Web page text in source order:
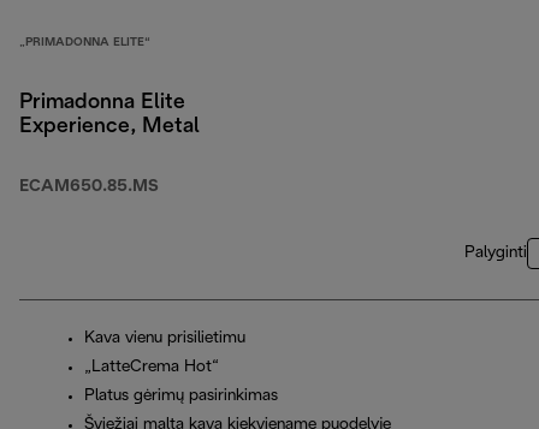
„PRIMADONNA ELITE“
Primadonna Elite
Experience, Metal
ECAM650.85.MS
Palyginti
Kava vienu prisilietimu
„LatteCrema Hot“
Platus gėrimų pasirinkimas
Šviežiai malta kava kiekviename puodelyje